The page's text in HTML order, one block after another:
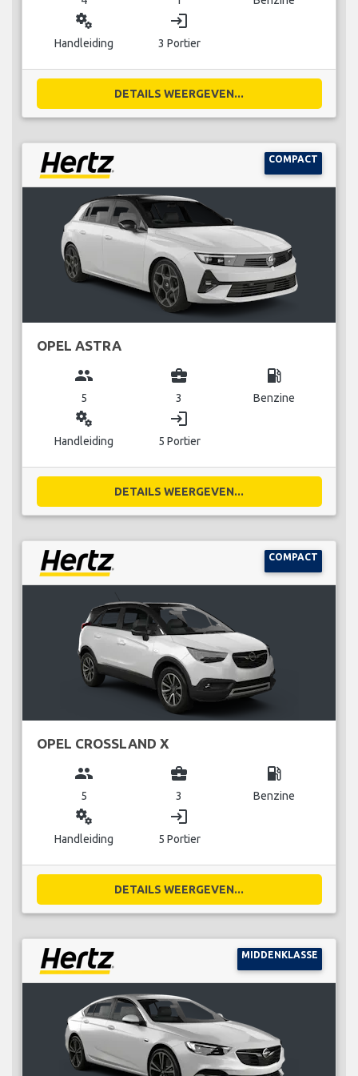
miscellaneous_services
Handleiding
login
3 Portier
DETAILS WEERGEVEN...
COMPACT
OPEL ASTRA
group
5
business_center
3
local_gas_station
Benzine
miscellaneous_services
Handleiding
login
5 Portier
DETAILS WEERGEVEN...
COMPACT
OPEL CROSSLAND X
group
5
business_center
3
local_gas_station
Benzine
miscellaneous_services
Handleiding
login
5 Portier
DETAILS WEERGEVEN...
MIDDENKLASSE